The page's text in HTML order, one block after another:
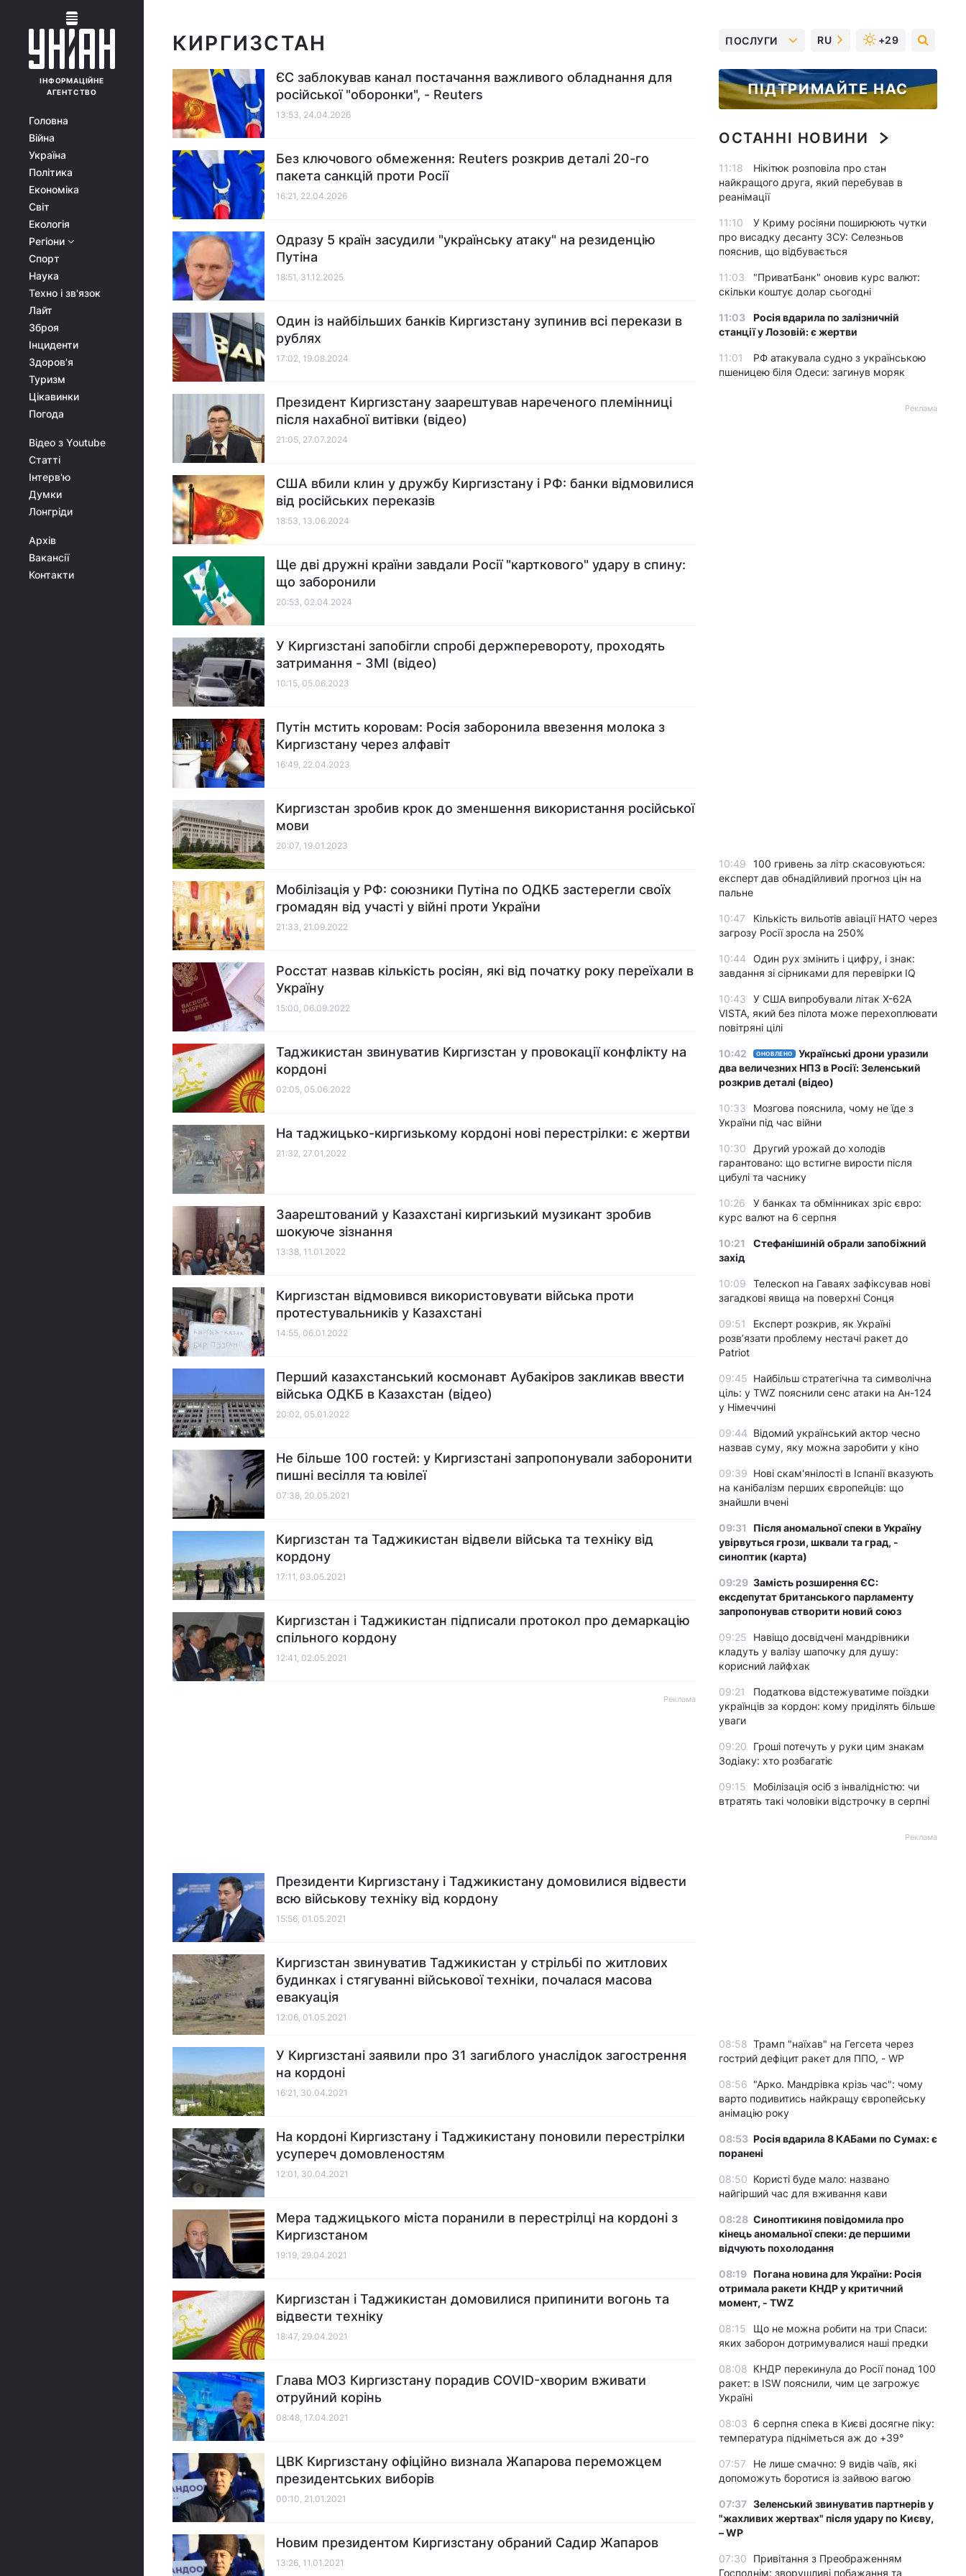
ІНФОРМАЦІЙНЕ
АГЕНТСТВО
Головна
Війна
Україна
Політика
Економіка
Світ
Екологія
Регіони
Спорт
Наука
Техно і зв'язок
Лайт
Зброя
Інциденти
Здоров'я
Туризм
Цікавинки
Погода
Відео з Youtube
Статті
Інтерв'ю
Думки
Лонгріди
Архів
Вакансії
Контакти
КИРГИЗСТАН
ЄС заблокував канал постачання важливого обладнання для
російської "оборонки", - Reuters
13:53, 24.04.2026
Без ключового обмеження: Reuters розкрив деталі 20-го
пакета санкцій проти Росії
16:21, 22.04.2026
Одразу 5 країн засудили "українську атаку" на резиденцію
Путіна
18:51, 31.12.2025
Один із найбільших банків Киргизстану зупинив всі перекази в
рублях
17:02, 19.08.2024
Президент Киргизстану заарештував нареченого племінниці
після нахабної витівки (відео)
21:05, 27.07.2024
США вбили клин у дружбу Киргизстану і РФ: банки відмовилися
від російських переказів
18:53, 13.06.2024
Ще дві дружні країни завдали Росії "карткового" удару в спину:
що заборонили
20:53, 02.04.2024
У Киргизстані запобігли спробі держперевороту, проходять
затримання - ЗМІ (відео)
10:15, 05.06.2023
Путін мстить коровам: Росія заборонила ввезення молока з
Киргизстану через алфавіт
16:49, 22.04.2023
Киргизстан зробив крок до зменшення використання російської
мови
20:07, 19.01.2023
Мобілізація у РФ: союзники Путіна по ОДКБ застерегли своїх
громадян від участі у війні проти України
21:33, 21.09.2022
Росстат назвав кількість росіян, які від початку року переїхали в
Україну
15:00, 06.09.2022
Таджикистан звинуватив Киргизстан у провокації конфлікту на
кордоні
02:05, 05.06.2022
На таджицько-киргизькому кордоні нові перестрілки: є жертви
21:32, 27.01.2022
Заарештований у Казахстані киргизький музикант зробив
шокуюче зізнання
13:38, 11.01.2022
Киргизстан відмовився використовувати війська проти
протестувальників у Казахстані
14:55, 06.01.2022
Перший казахстанський космонавт Аубакіров закликав ввести
війська ОДКБ в Казахстан (відео)
20:02, 05.01.2022
Не більше 100 гостей: у Киргизстані запропонували заборонити
пишні весілля та ювілеї
07:38, 20.05.2021
Киргизстан та Таджикистан відвели війська та техніку від
кордону
17:11, 03.05.2021
Киргизстан і Таджикистан підписали протокол про демаркацію
спільного кордону
12:41, 02.05.2021
Реклама
Президенти Киргизстану і Таджикистану домовилися відвести
всю військову техніку від кордону
15:56, 01.05.2021
Киргизстан звинуватив Таджикистан у стрільбі по житлових
будинках і стягуванні військової техніки, почалася масова
евакуація
12:06, 01.05.2021
У Киргизстані заявили про 31 загиблого унаслідок загострення
на кордоні
16:21, 30.04.2021
На кордоні Киргизстану і Таджикистану поновили перестрілки
усупереч домовленостям
12:01, 30.04.2021
Мера таджицького міста поранили в перестрілці на кордоні з
Киргизстаном
19:19, 29.04.2021
Киргизстан і Таджикистан домовилися припинити вогонь та
відвести техніку
18:47, 29.04.2021
Глава МОЗ Киргизстану порадив COVID-хворим вживати
отруйний корінь
08:48, 17.04.2021
ЦВК Киргизстану офіційно визнала Жапарова переможцем
президентських виборів
00:10, 21.01.2021
Новим президентом Киргизстану обраний Садир Жапаров
13:26, 11.01.2021
ПОСЛУГИ RU +29
ПІДТРИМАЙТЕ НАС
ОСТАННІ НОВИНИ
11:18
Нікітюк розповіла про стан
найкращого друга, який перебував в
реанімації
11:10
У Криму росіяни поширюють чутки
про висадку десанту ЗСУ: Селезньов
пояснив, що відбувається
11:03
"ПриватБанк" оновив курс валют:
скільки коштує долар сьогодні
11:03
Росія вдарила по залізничній
станції у Лозовій: є жертви
11:01
РФ атакувала судно з українською
пшеницею біля Одеси: загинув моряк
Реклама
10:49
100 гривень за літр скасовуються:
експерт дав обнадійливий прогноз цін на
пальне
10:47
Кількість вильотів авіації НАТО через
загрозу Росії зросла на 250%
10:44
Один рух змінить і цифру, і знак:
завдання зі сірниками для перевірки IQ
10:43
У США випробували літак X-62A
VISTA, який без пілота може перехоплювати
повітряні цілі
10:42 ОНОВЛЕНО
Українські дрони уразили
два величезних НПЗ в Росії: Зеленський
розкрив деталі (відео)
10:33
Мозгова пояснила, чому не їде з
України під час війни
10:30
Другий урожай до холодів
гарантовано: що встигне вирости після
цибулі та часнику
10:26
У банках та обмінниках зріс євро:
курс валют на 6 серпня
10:21
Стефанішиній обрали запобіжний
захід
10:09
Телескоп на Гаваях зафіксував нові
загадкові явища на поверхні Сонця
09:51
Експерт розкрив, як Україні
розвʼязати проблему нестачі ракет до
Patriot
09:45 Найбільш стратегічна та символічна
ціль: у TWZ пояснили сенс атаки на Ан-124
у Німеччині
09:44 Відомий український актор чесно
назвав суму, яку можна заробити у кіно
09:39 Нові скам'янілості в Іспанії вказують
на канібалізм перших європейців: що
знайшли вчені
09:31
Після аномальної спеки в Україну
увірвуться грози, шквали та град, -
синоптик (карта)
09:29 Замість розширення ЄС:
ексдепутат британського парламенту
запропонував створити новий союз
09:25
Навіщо досвідчені мандрівники
кладуть у валізу шапочку для душу:
корисний лайфхак
09:21
Податкова відстежуватиме поїздки
українців за кордон: кому приділять більше
уваги
09:20
Гроші потечуть у руки цим знакам
Зодіаку: хто розбагатіє
09:15
Мобілізація осіб з інвалідністю: чи
втратять такі чоловіки відстрочку в серпні
Реклама
08:58 Трамп "наїхав" на Гегсета через
гострий дефіцит ракет для ППО, - WP
08:56 "Арко. Мандрівка крізь час": чому
варто подивитись найкращу європейську
анімацію року
08:53 Росія вдарила 8 КАБами по Сумах: є
поранені
08:50 Користі буде мало: названо
найгірший час для вживання кави
08:28 Синоптикиня повідомила про
кінець аномальної спеки: де першими
відчують похолодання
08:19 Погана новина для України: Росія
отримала ракети КНДР у критичний
момент, - TWZ
08:15
Що не можна робити на три Спаси:
яких заборон дотримувалися наші предки
08:08 КНДР перекинула до Росії понад 100
ракет: в ISW пояснили, чим це загрожує
Україні
08:03 6 серпня спека в Києві досягне піку:
температура підніметься аж до +39°
07:57
Не лише смачно: 9 видів чаїв, які
допоможуть боротися із зайвою вагою
07:37 Зеленський звинуватив партнерів у
"жахливих жертвах" після удару по Києву,
– WP
07:30
Привітання з Преображенням
Господнім: зворушливі побажання та